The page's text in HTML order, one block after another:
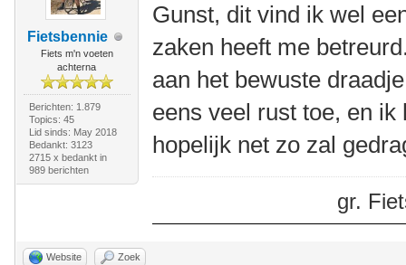
Fietsbennie
Fiets m'n voeten
achterna
Berichten: 1.879
Topics: 45
Lid sinds: May 2018
Bedankt: 3123
2715 x bedankt in
989 berichten
Gunst, dit vind ik wel
zaken heeft me
aan het bewuste
eens veel rust toe, en
hopelijk net zo zal
gr.
Website Zoek